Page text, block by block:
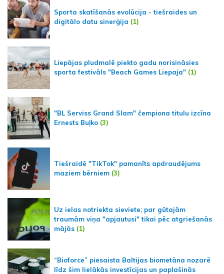
Sporta skatīšanās evolūcija - tiešraides un
digitālo datu sinerģija (1)
Liepājas pludmalē piekto gadu norisināsies
sporta festivāls "Beach Games Liepaja" (1)
"BL Serviss Grand Slam" čempiona titulu izcīna
Ernests Buļko (3)
Tiešraidē "TikTok" pamanīts apdraudējums
maziem bērniem (3)
Uz ielas notriekta sieviete; par gūtajām
traumām viņa "apjautusi" tikai pēc atgriešanās
mājās (1)
“Bioforce” piesaista Baltijas biometāna nozarē
līdz šim lielākās investīcijas un paplašinās